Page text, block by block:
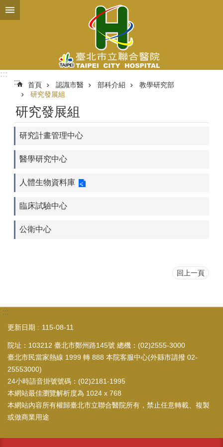
跳到主要內容區塊
:::
:::
首頁 認識市醫 部科介紹
教學研究部
研究發展組
研究發展組
研究計畫管理中心
醫學研究中心
人體生物資料庫
臨床試驗中心
公衛中心
回上一頁
:::
更新日期 115-08-11
院址：103212 臺北市鄭州路145號 總機：(02)2555-3000
臺北市民當家熱線 1999 轉 888 本院客服中心(外縣市請撥 02-
25553000)
24小時語音掛號號碼：(02)2181-1995
本網站最佳瀏覽解析度為 1024 x 768
本網站內容所有權歸臺北市立聯合醫院所有，禁止任意轉載、複製
或做商業用途